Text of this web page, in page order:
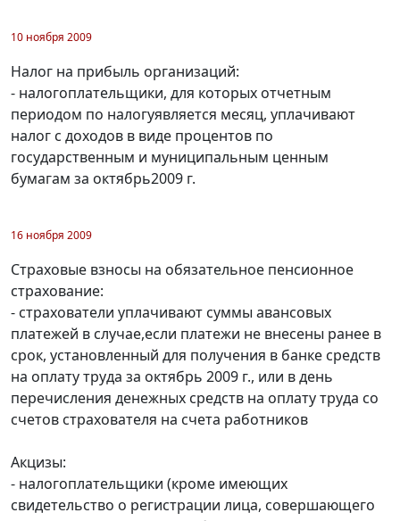
10 ноября 2009
Налог на прибыль организаций:
- налогоплательщики, для которых отчетным
периодом по налогуявляется месяц, уплачивают
налог с доходов в виде процентов по
государственным и муниципальным ценным
бумагам за октябрь2009 г.
16 ноября 2009
Страховые взносы на обязательное пенсионное
страхование:
- страхователи уплачивают суммы авансовых
платежей в случае,если платежи не внесены ранее в
срок, установленный для получения в банке средств
на оплату труда за октябрь 2009 г., или в день
перечисления денежных средств на оплату труда со
счетов страхователя на счета работников
Акцизы:
- налогоплательщики (кроме имеющих
свидетельство о регистрации лица, совершающего